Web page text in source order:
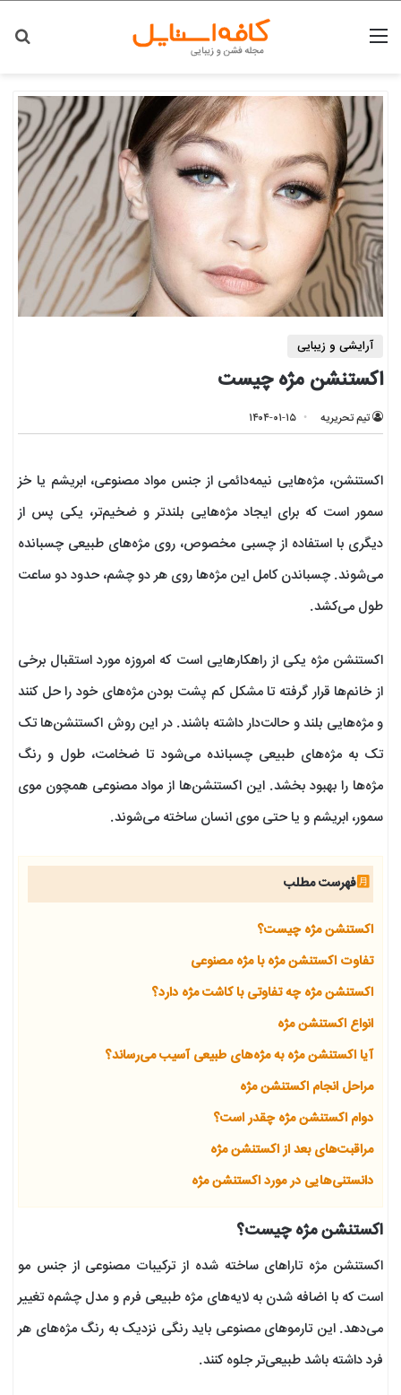
منو
آرایشی و زیبایی
اکستنشن مژه چیست
تیم تحریریه ۱۴۰۴-۰۱-۱۵
اکستنشن، مژه‌هایی نیمه‌دائمی از جنس مواد مصنوعی، ابریشم یا خز
سمور است که برای ایجاد مژه‌هایی بلندتر و ضخیم‌تر، یکی پس از
دیگری با استفاده از چسبی مخصوص، روی مژه‌های طبیعی چسبانده
می‌شوند. چسباندن کامل این مژه‌ها روی هر دو چشم، حدود دو ساعت
طول می‌کشد.
اکستنشن مژه یکی از راهکار‌هایی است که امروزه مورد استقبال برخی
از خانم‌ها قرار گرفته تا مشکل کم پشت بودن مژه‌های خود را حل کنند
و مژه‌هایی بلند و حالت‌دار داشته باشند. در این روش اکستنشن‌ها تک
تک به مژه‌های طبیعی چسبانده می‌شود تا ضخامت، طول و رنگ
مژه‌ها را بهبود بخشد. این اکستنشن‌ها از مواد مصنوعی همچون موی
سمور، ابریشم و یا حتی موی انسان ساخته می‌شوند.
فهرست مطلب
اکستنشن مژه چیست؟
تفاوت اکستنشن مژه با مژه مصنوعی
اکستنشن مژه چه تفاوتی با کاشت مژه دارد؟
انواع اکستنشن مژه
آیا اکستنشن مژه به مژه‌های طبیعی آسیب می‌رساند؟
مراحل انجام اکستنشن مژه
دوام اکستنشن مژه چقدر است؟
مراقبت‌های بعد از اکستنشن مژه
دانستنی‌هایی در مورد اکستنشن مژه
اکستنشن مژه چیست؟
اکستنشن مژه تاراهای ساخته شده از ترکیبات مصنوعی از جنس مو
است که با اضافه شدن به لایه‌های مژه طبیعی فرم و مدل چشم‌ه تغییر
می‌دهد. این تارموهای مصنوعی باید رنگی نزدیک به رنگ مژه‌های هر
فرد داشته باشد طبیعی‌تر جلوه کنند.